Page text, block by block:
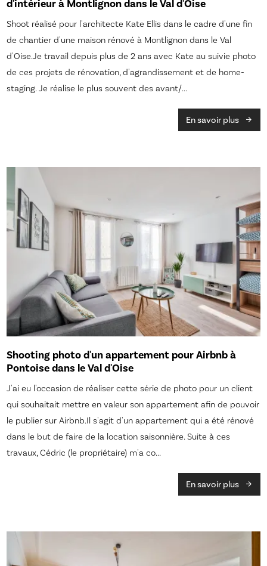
d'intérieur à Montlignon dans le Val d'Oise
Shoot réalisé pour l'architecte Kate Ellis dans le cadre d'une fin
de chantier d'une maison rénové à Montlignon dans le Val
d'Oise.Je travail depuis plus de 2 ans avec Kate au suivie photo
de ces projets de rénovation, d'agrandissement et de home-
staging. Je réalise le plus souvent des avant/...
En savoir plus
Shooting photo d'un appartement pour Airbnb à
Pontoise dans le Val d'Oise
J'ai eu l'occasion de réaliser cette série de photo pour un client
qui souhaitait mettre en valeur son appartement afin de pouvoir
le publier sur Airbnb.Il s'agit d'un appartement qui a été rénové
dans le but de faire de la location saisonnière. Suite à ces
travaux, Cédric (le propriétaire) m'a co...
En savoir plus